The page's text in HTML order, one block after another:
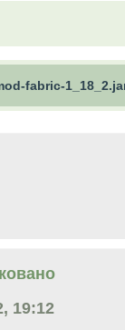
fabric-
19:12